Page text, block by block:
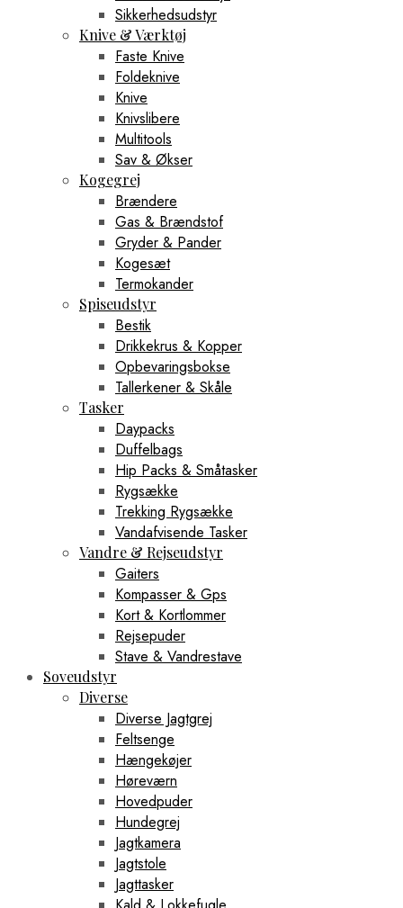
Sikkerhedsudstyr
Knive & Værktøj
Faste Knive
Foldeknive
Knive
Knivslibere
Multitools
Sav & Økser
Kogegrej
Brændere
Gas & Brændstof
Gryder & Pander
Kogesæt
Termokander
Spiseudstyr
Bestik
Drikkekrus & Kopper
Opbevaringsbokse
Tallerkener & Skåle
Tasker
Daypacks
Duffelbags
Hip Packs & Småtasker
Rygsække
Trekking Rygsække
Vandafvisende Tasker
Vandre & Rejseudstyr
Gaiters
Kompasser & Gps
Kort & Kortlommer
Rejsepuder
Stave & Vandrestave
Soveudstyr
Diverse
Diverse Jagtgrej
Feltsenge
Hængekøjer
Høreværn
Hovedpuder
Hundegrej
Jagtkamera
Jagtstole
Jagttasker